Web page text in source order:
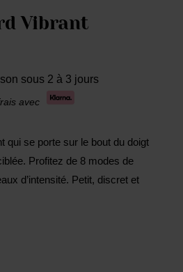
Vibrant
sous 2 à 3 jours
avec
qui se porte sur le bout du doigt
Profitez de 8 modes de
d’intensité. Petit, discret et